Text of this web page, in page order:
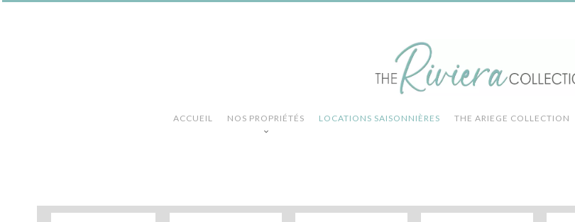
ACCUEIL NOS PROPRIÉTÉS LOCATIONS SAISONNIÈRES THE ARIEGE COLLECTION